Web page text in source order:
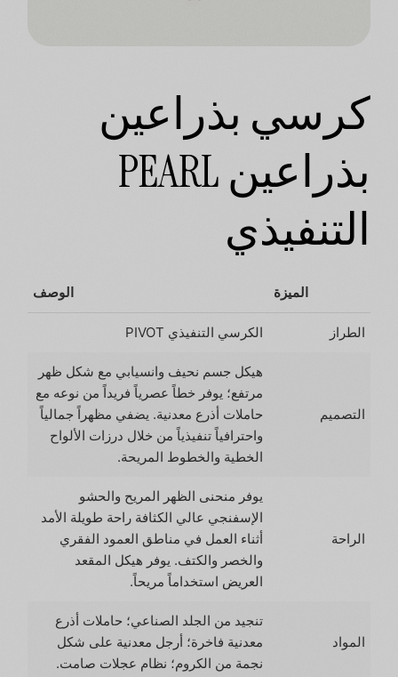
كرسي بذراعين
بذراعين PEARL
التنفيذي
الميزة الوصف
الطراز الكرسي التنفيذي PIVOT
التصميم
هيكل جسم نحيف وانسيابي مع شكل ظهر
مرتفع؛ يوفر خطاً عصرياً فريداً من نوعه مع
حاملات أذرع معدنية. يضفي مظهراً جمالياً
واحترافياً تنفيذياً من خلال درزات الألواح
الخطية والخطوط المريحة.
الراحة
يوفر منحنى الظهر المريح والحشو
الإسفنجي عالي الكثافة راحة طويلة الأمد
أثناء العمل في مناطق العمود الفقري
والخصر والكتف. يوفر هيكل المقعد
العريض استخداماً مريحاً.
المواد
تنجيد من الجلد الصناعي؛ حاملات أذرع
معدنية فاخرة؛ أرجل معدنية على شكل
نجمة من الكروم؛ نظام عجلات صامت.